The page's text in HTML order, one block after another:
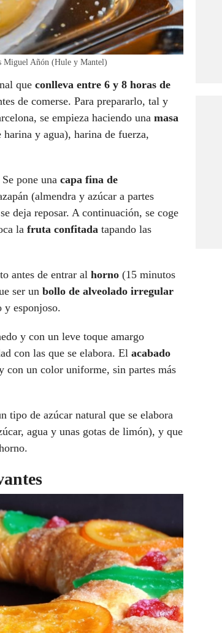
Miguel Añón (Hule y Mantel)
que conlleva entre 6 y 8 horas de
de comerse. Para prepararlo, tal y
se empieza haciendo una masa
y agua), harina de fuerza,
Se pone una capa fina de
(almendra y azúcar a partes
deja reposar. A continuación, se coge
la fruta confitada tapando las
antes de entrar al horno (15 minutos
ser un bollo de alveolado irregular
y esponjoso.
y con un leve toque amargo
con las que se elabora. El acabado
con un color uniforme, sin partes más
tipo de azúcar natural que se elabora
agua y unas gotas de limón), y que